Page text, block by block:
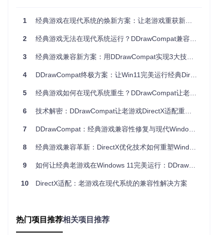
场景渲染在现代系统中常出现纹理错误，DDrawCompat的着
将显存占用降低40%。
解析兼容性层的技术实现原理
构建API拦截与转换机制
DDrawCompat的核心在于Common目录下的Hook系统，通过
当游戏调用IDirectDraw7::CreateSurface等方法时，系统会将
式转换为现代GPU支持的格式。这种设计既避免了API转换的
项目的Direct3d模块通过Direct3dDeviceVtblVisitor等访问器模
式，将Direct3D 7的固定功能管线转换为可编程着色器实现。
特别值得注意的是ShaderAssembler组件，它能将传统固定功
边形渲染效率提升3倍以上。
1 经典游戏在现代系统的焕新方案：让老游戏重获新生的兼容性工具
2 经典游戏无法在现代系统运行？DDrawCompat兼容性解决方案让老游戏重获新生
3 经典游戏兼容新方案：用DDrawCompat实现3大技术突破让老游戏焕发第二春
4 DDrawCompat终极方案：让Win11完美运行经典DirectX老游戏 🎮
5 经典游戏如何在现代系统重生？DDrawCompat让老游戏焕发新活力
6 技术解密：DDrawCompat让老游戏DirectX适配重获新生
7 DDrawCompat：经典游戏兼容性修复与现代Windows系统焕新体验
8 经典游戏兼容革新：DirectX优化技术如何重塑Windows老游戏体验
9 如何让经典老游戏在Windows 11完美运行：DDrawCompat终极解决方案
10 DirectX适配：老游戏在现代系统的兼容性解决方案
热门项目推荐相关项目推荐